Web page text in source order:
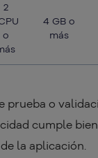
2
o
4 GB o
más
prueba o
cumple
la aplicación.